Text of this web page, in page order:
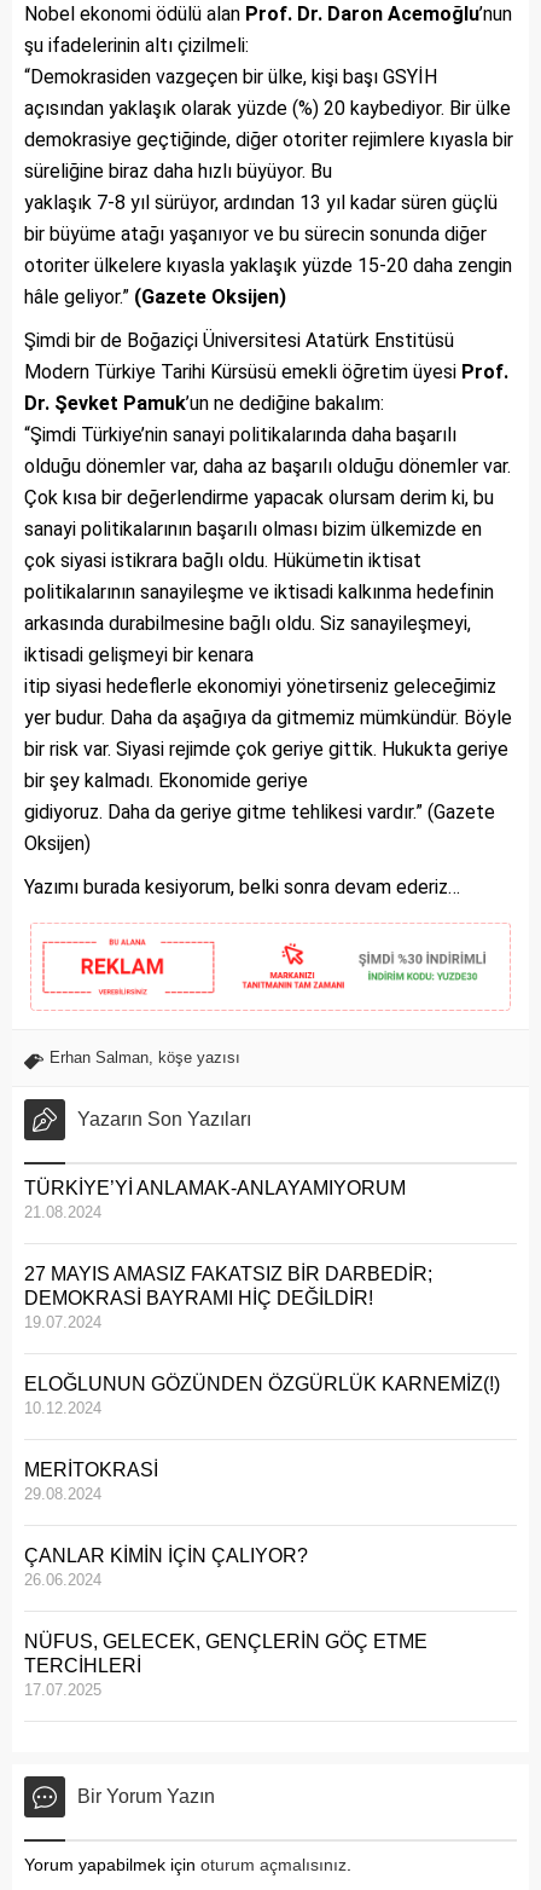
Nobel ekonomi ödülü alan Prof. Dr. Daron Acemoğlu’nun
şu ifadelerinin altı çizilmeli:
“Demokrasiden vazgeçen bir ülke, kişi başı GSYİH
açısından yaklaşık olarak yüzde (%) 20 kaybediyor. Bir ülke
demokrasiye geçtiğinde, diğer otoriter rejimlere kıyasla bir
süreliğine biraz daha hızlı büyüyor. Bu
yaklaşık 7-8 yıl sürüyor, ardından 13 yıl kadar süren güçlü
bir büyüme atağı yaşanıyor ve bu sürecin sonunda diğer
otoriter ülkelere kıyasla yaklaşık yüzde 15-20 daha zengin
hâle geliyor.” (Gazete Oksijen)
Şimdi bir de Boğaziçi Üniversitesi Atatürk Enstitüsü
Modern Türkiye Tarihi Kürsüsü emekli öğretim üyesi Prof.
Dr. Şevket Pamuk’un ne dediğine bakalım:
“Şimdi Türkiye’nin sanayi politikalarında daha başarılı
olduğu dönemler var, daha az başarılı olduğu dönemler var.
Çok kısa bir değerlendirme yapacak olursam derim ki, bu
sanayi politikalarının başarılı olması bizim ülkemizde en
çok siyasi istikrara bağlı oldu. Hükümetin iktisat
politikalarının sanayileşme ve iktisadi kalkınma hedefinin
arkasında durabilmesine bağlı oldu. Siz sanayileşmeyi,
iktisadi gelişmeyi bir kenara
itip siyasi hedeflerle ekonomiyi yönetirseniz geleceğimiz
yer budur. Daha da aşağıya da gitmemiz mümkündür. Böyle
bir risk var. Siyasi rejimde çok geriye gittik. Hukukta geriye
bir şey kalmadı. Ekonomide geriye
gidiyoruz. Daha da geriye gitme tehlikesi vardır.” (Gazete
Oksijen)
Yazımı burada kesiyorum, belki sonra devam ederiz…
Erhan Salman köşe yazısı
Yazarın Son Yazıları
TÜRKİYE’Yİ ANLAMAK-ANLAYAMIYORUM
21.08.2024
27 MAYIS AMASIZ FAKATSIZ BİR DARBEDİR;
DEMOKRASİ BAYRAMI HİÇ DEĞİLDİR!
19.07.2024
ELOĞLUNUN GÖZÜNDEN ÖZGÜRLÜK KARNEMİZ(!)
10.12.2024
MERİTOKRASİ
29.08.2024
ÇANLAR KİMİN İÇİN ÇALIYOR?
26.06.2024
NÜFUS, GELECEK, GENÇLERİN GÖÇ ETME
TERCİHLERİ
17.07.2025
Bir Yorum Yazın
Yorum yapabilmek için oturum açmalısınız